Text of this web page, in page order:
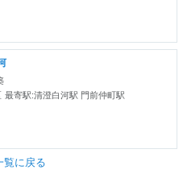
最寄駅:清澄白河駅 門前仲町駅
覧に戻る